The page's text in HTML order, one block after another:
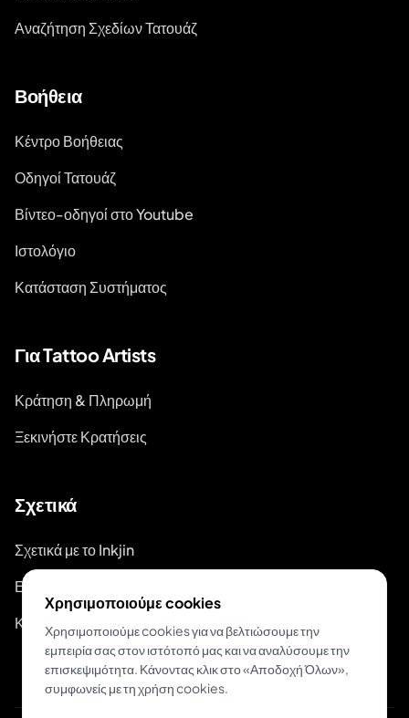
Αναζήτηση Σχεδίων Τατουάζ
Βοήθεια
Κέντρο Βοήθειας
Οδηγοί Τατουάζ
Βίντεο-οδηγοί στο Youtube
Ιστολόγιο
Κατάσταση Συστήματος
Για Tattoo Artists
Κράτηση & Πληρωμή
Ξεκινήστε Κρατήσεις
Σχετικά
Σχετικά με το Inkjin
Επικοινωνία
Κιτ Επωνυμίας
Χρησιμοποιούμε cookies
Χρησιμοποιούμε cookies για να βελτιώσουμε την
εμπειρία σας στον ιστότοπό μας και να αναλύσουμε την
επισκεψιμότητα. Κάνοντας κλικ στο «Αποδοχή Όλων»,
συμφωνείς με τη χρήση cookies.